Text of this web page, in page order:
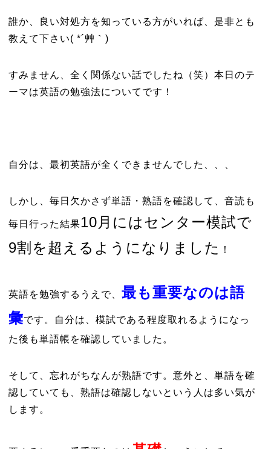
誰か、良い対処方を知っている方がいれば、是非とも
教えて下さい( *´艸｀)
すみません、全く関係ない話でしたね（笑）本日のテ
ーマは英語の勉強法についてです！
自分は、最初英語が全くできませんでした、、、
しかし、毎日欠かさず単語・熟語を確認して、音読も
毎日行った結果10月にはセンター模試で
9割を超えるようになりました
！
英語を勉強するうえで、 最も重要なのは語
彙です。自分は、模試である程度取れるようになっ
た後も単語帳を確認していました。
そして、忘れがちなんが熟語です。意外と、単語を確
認していても、熟語は確認しないという人は多い気が
します。